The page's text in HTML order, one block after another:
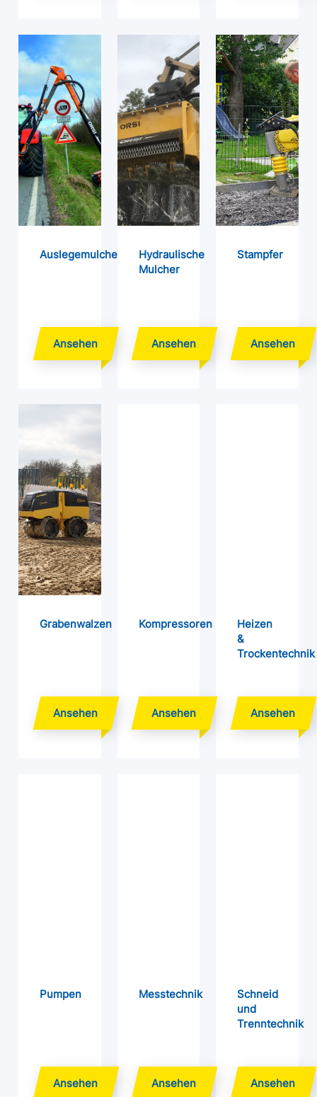
Auslegemulcher
Hydraulische
Mulcher
Stampfer
Grabenwalzen Kompressoren
Heizen
&
Trockentechnik
Pumpen Messtechnik
Schneid
und
Trenntechnik